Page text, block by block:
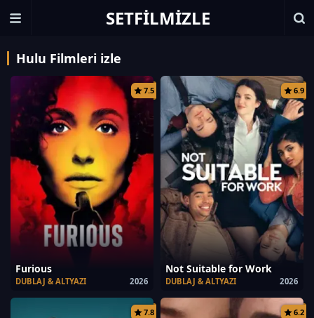
SETFILMIZLE
Hulu Filmleri izle
7.5
Furious
2026
DUBLAJ & ALTYAZI
6.9
Not Suitable for Work
2026
DUBLAJ & ALTYAZI
7.8 6.2